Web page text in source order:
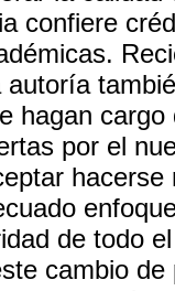
confiere
autoría
hagan
por el
de todo
cambio